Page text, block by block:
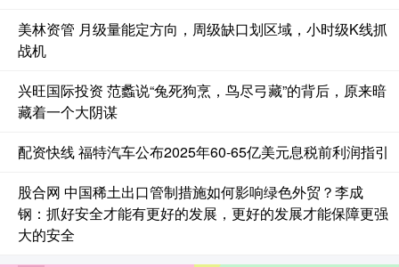
美林资管 月级量能定方向，周级缺口划区域，小时级K线抓
战机
兴旺国际投资 范蠡说“兔死狗烹，鸟尽弓藏”的背后，原来暗
藏着一个大阴谋
配资快线 福特汽车公布2025年60-65亿美元息税前利润指引
股合网 中国稀土出口管制措施如何影响绿色外贸？李成
钢：抓好安全才能有更好的发展，更好的发展才能保障更强
大的安全